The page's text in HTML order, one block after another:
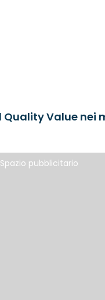
Spazio pubblicitario